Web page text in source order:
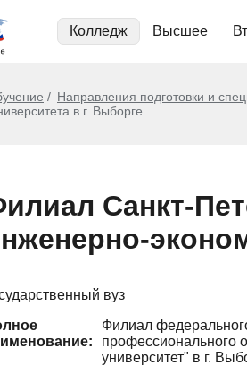
Колледж Высшее
Направления подготовки и
в г. Выборге
Санкт-
вуз
Филиал
профессионального
университет" в г.